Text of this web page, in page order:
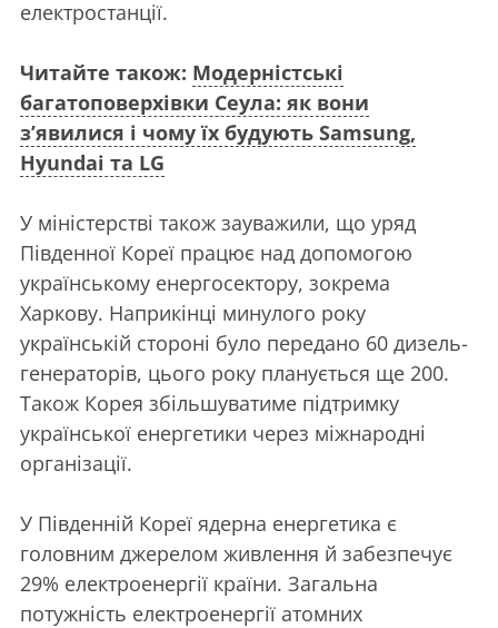
електростанції.
Читайте також: Модерністські
багатоповерхівки Сеула: як вони
з’явилися і чому їх будують Samsung,
Hyundai та LG
У міністерстві також зауважили, що уряд
Південної Кореї працює над допомогою
українському енергосектору, зокрема
Харкову. Наприкінці минулого року
українській стороні було передано 60 дизель-
генераторів, цього року планується ще 200.
Також Корея збільшуватиме підтримку
української енергетики через міжнародні
організації.
У Південній Кореї ядерна енергетика є
головним джерелом живлення й забезпечує
29% електроенергії країни. Загальна
потужність електроенергії атомних